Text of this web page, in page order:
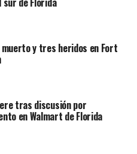
muerto y tres heridos en Fort
tras discusión por
en Walmart de Florida